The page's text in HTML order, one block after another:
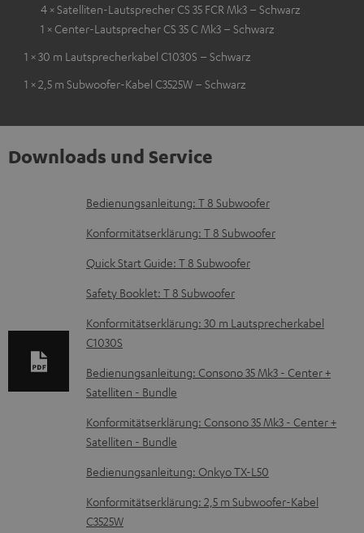
4 × Satelliten-Lautsprecher CS 35 FCR Mk3 – Schwarz
1 × Center-Lautsprecher CS 35 C Mk3 – Schwarz
1 × 30 m Lautsprecherkabel C1030S – Schwarz
1 × 2,5 m Subwoofer-Kabel C3525W – Schwarz
Downloads und Service
D
o
u
m
e
n
t
e
z
u
m
H
e
Bedienungsanleitung: T 8 Subwoofer
Konformitätserklärung: T 8 Subwoofer
Quick Start Guide: T 8 Subwoofer
Safety Booklet: T 8 Subwoofer
Konformitätserklärung: 30 m Lautsprecherkabel
C1030S
Bedienungsanleitung: Consono 35 Mk3 - Center +
Satelliten - Bundle
Konformitätserklärung: Consono 35 Mk3 - Center +
Satelliten - Bundle
Bedienungsanleitung: Onkyo TX-L50
Konformitätserklärung: 2,5 m Subwoofer-Kabel
C3525W